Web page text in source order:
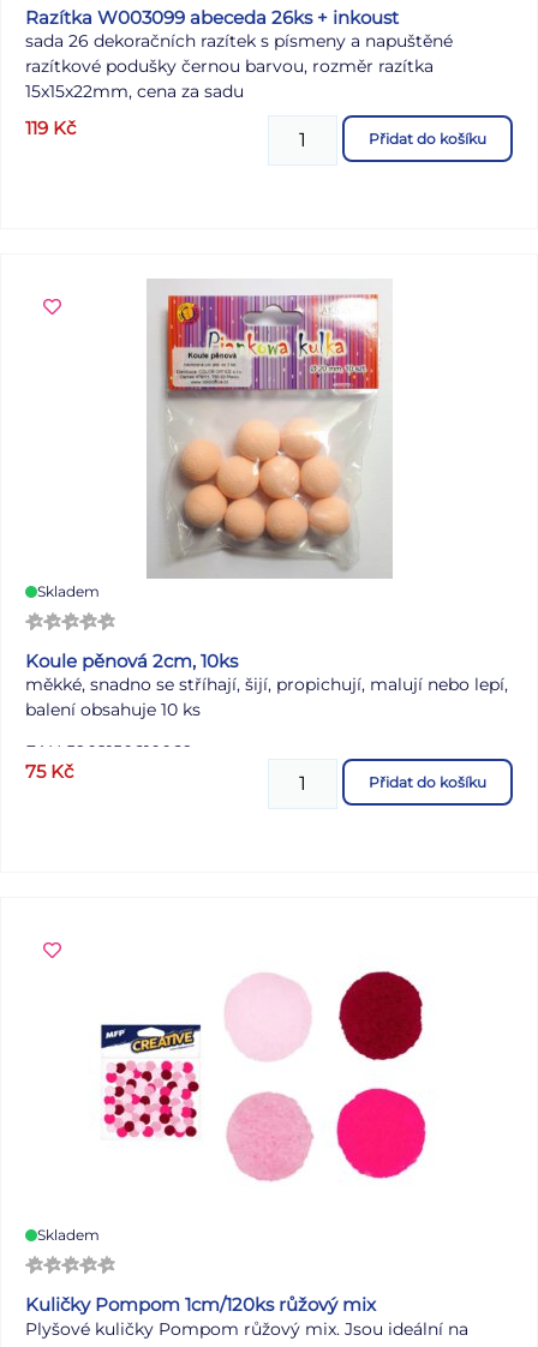
Razítka W003099 abeceda 26ks + inkoust
sada 26 dekoračních razítek s písmeny a napuštěné
razítkové podušky černou barvou, rozměr razítka
15x15x22mm, cena za sadu
119 Kč Přidat do košíku
Skladem
Koule pěnová 2cm, 10ks
měkké, snadno se stříhají, šijí, propichují, malují nebo lepí,
balení obsahuje 10 ks
EAN 5902150610069
75 Kč Přidat do košíku
Skladem
Kuličky Pompom 1cm/120ks růžový mix
Plyšové kuličky Pompom růžový mix. Jsou ideální na